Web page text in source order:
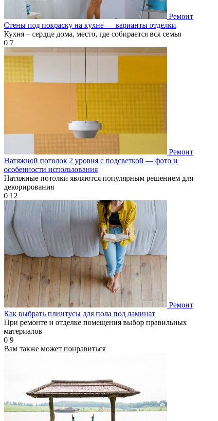
Ремонт
Стены под покраску на кухне — варианты отделки
Кухня – сердце дома, место, где собирается вся семья
0 7
Ремонт
Натяжной потолок 2 уровня с подсветкой — фото и
особенности использования
Натяжные потолки являются популярным решением для
декорирования
0 12
Ремонт
Как выбрать плинтусы для пола под ламинат
При ремонте и отделке помещения выбор правильных
материалов
0 9
Вам также может понравиться